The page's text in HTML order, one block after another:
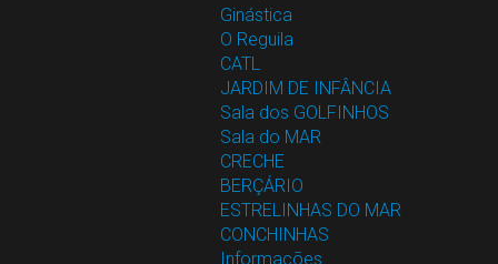
Ginástica
O Reguila
CATL
JARDIM DE INFÂNCIA
Sala dos GOLFINHOS
Sala do MAR
CRECHE
BERÇÁRIO
ESTRELINHAS DO MAR
CONCHINHAS
Informações